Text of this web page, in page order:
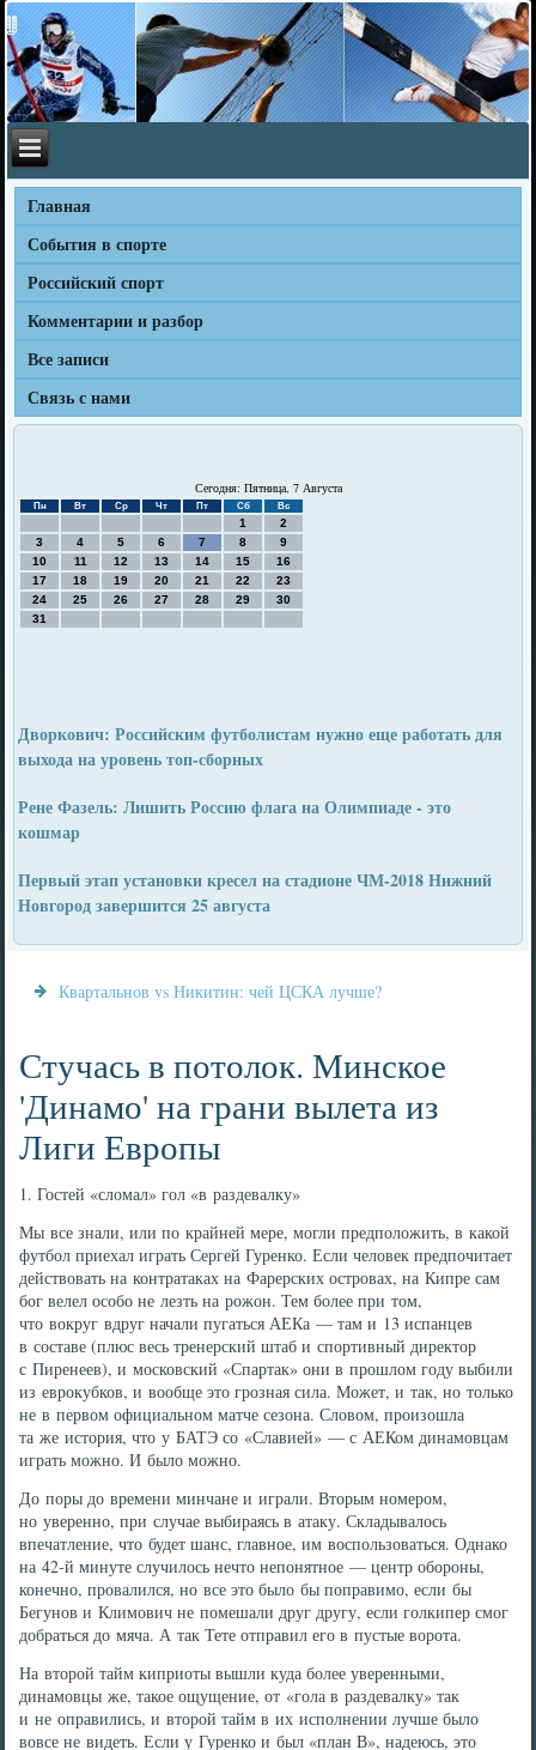
Главная
События в спорте
Российский спорт
Комментарии и разбор
Все записи
Связь с нами
Сегодня: Пятница, 7 Августа
Пн Вт Ср Чт Пт Сб Вс
1
2
3
4 5 6 7 8
9
10
11 12 13 14 15
16
17
18 19 20 21 22
23
24
25 26 27 28 29
30
31
Дворкович: Российским футболистам нужно еще работать для
выхода на уровень топ-сборных
Рене Фазель: Лишить Россию флага на Олимпиаде - это
кошмар
Первый этап установки кресел на стадионе ЧМ-2018 Нижний
Новгород завершится 25 августа
Квартальнов vs Никитин: чей ЦСКА лучше?
Стучась в потолок. Минское
'Динамо' на грани вылета из
Лиги Европы
1. Гостей «сломал» гол «в раздевалку»
Мы все знали, или по крайней мере, могли предположить, в какой
футбол приехал играть Сергей Гуренко. Если человек предпочитает
действовать на контратаках на Фарерских островах, на Кипре сам
бог велел особо не лезть на рожон. Тем более при том,
что вокруг вдруг начали пугаться АЕКа — там и 13 испанцев
в составе (плюс весь тренерский штаб и спортивный директор
с Пиренеев), и московский «Спартак» они в прошлом году выбили
из еврокубков, и вообще это грозная сила. Может, и так, но только
не в первом официальном матче сезона. Словом, произошла
та же история, что у БАТЭ со «Славией» — с АЕКом динамовцам
играть можно. И было можно.
До поры до времени минчане и играли. Вторым номером,
но уверенно, при случае выбираясь в атаку. Складывалось
впечатление, что будет шанс, главное, им воспользоваться. Однако
на 42-й минуте случилось нечто непонятное — центр обороны,
конечно, провалился, но все это было бы поправимо, если бы
Бегунов и Климович не помешали друг другу, если голкипер смог
добраться до мяча. А так Тете отправил его в пустые ворота.
На второй тайм киприоты вышли куда более уверенными,
динамовцы же, такое ощущение, от «гола в раздевалку» так
и не оправились, и второй тайм в их исполнении лучше было
вовсе не видеть. Если у Гуренко и был «план В», надеюсь, это